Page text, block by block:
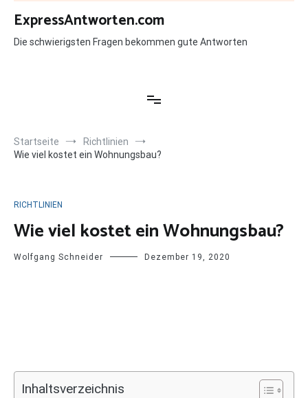
Zum
Inhalt
springen
ExpressAntworten.com
Die schwierigsten Fragen bekommen gute Antworten
Startseite
Richtlinien
Wie viel kostet ein Wohnungsbau?
RICHTLINIEN
Wie viel kostet ein Wohnungsbau?
Wolfgang Schneider Dezember 19, 2020
Inhaltsverzeichnis